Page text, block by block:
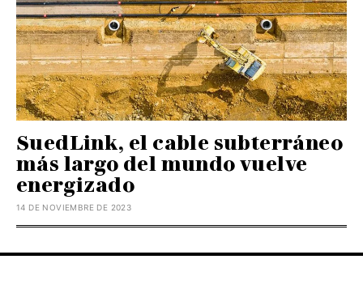
SuedLink, el cable subterráneo
más largo del mundo vuelve
energizado
14 DE NOVIEMBRE DE 2023